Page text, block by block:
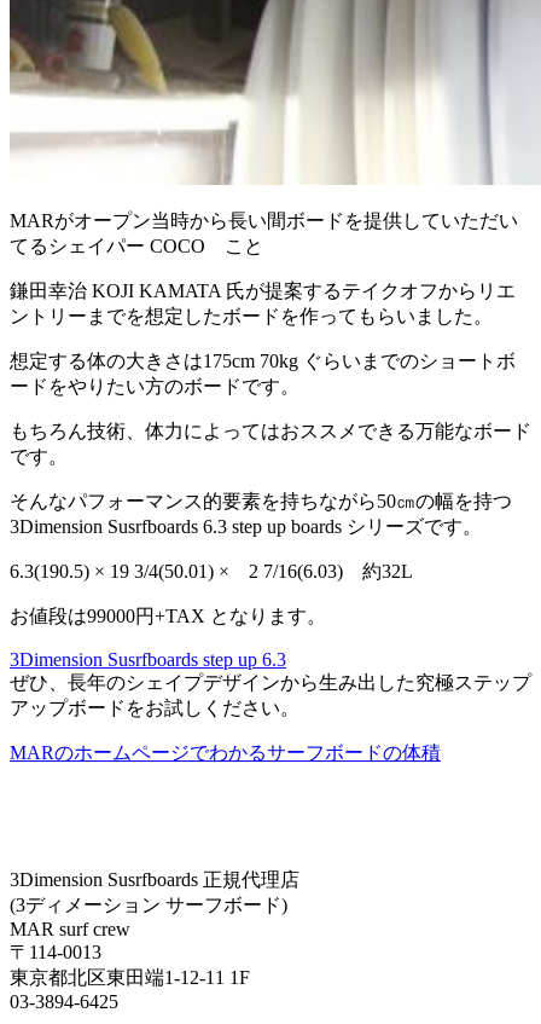
MARがオープン当時から長い間ボードを提供していただい
てるシェイパー COCO こと
鎌田幸治 KOJI KAMATA 氏が提案するテイクオフからリエ
ントリーまでを想定したボードを作ってもらいました。
想定する体の大きさは175cm 70kg ぐらいまでのショートボ
ードをやりたい方のボードです。
もちろん技術、体力によってはおススメできる万能なボード
です。
そんなパフォーマンス的要素を持ちながら50㎝の幅を持つ
3Dimension Susrfboards 6.3 step up boards シリーズです。
6.3(190.5) × 19 3/4(50.01) × 2 7/16(6.03) 約32L
お値段は99000円+TAX となります。
3Dimension Susrfboards step up 6.3
ぜひ、長年のシェイプデザインから生み出した究極ステップ
アップボードをお試しください。
MARのホームページでわかるサーフボードの体積
3Dimension Susrfboards 正規代理店
(3ディメーション サーフボード)
MAR surf crew
〒114-0013
東京都北区東田端1-12-11 1F
03-3894-6425